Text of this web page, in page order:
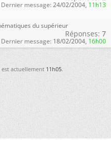
Dernier message: 24/02/2004, 11h13
du supérieur
Réponses: 7
Dernier message: 18/02/2004, 16h00
est actuellement11h05.